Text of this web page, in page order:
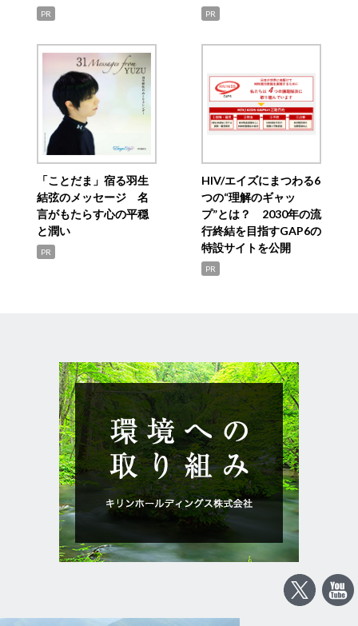
PR PR
「ことだま」宿る羽生
結弦のメッセージ 名
言がもたらす心の平穏
と潤い
PR
HIV/エイズにまつわる6
つの“理解のギャッ
プ”とは？ 2030年の流
行終結を目指すGAP6の
特設サイトを公開
PR